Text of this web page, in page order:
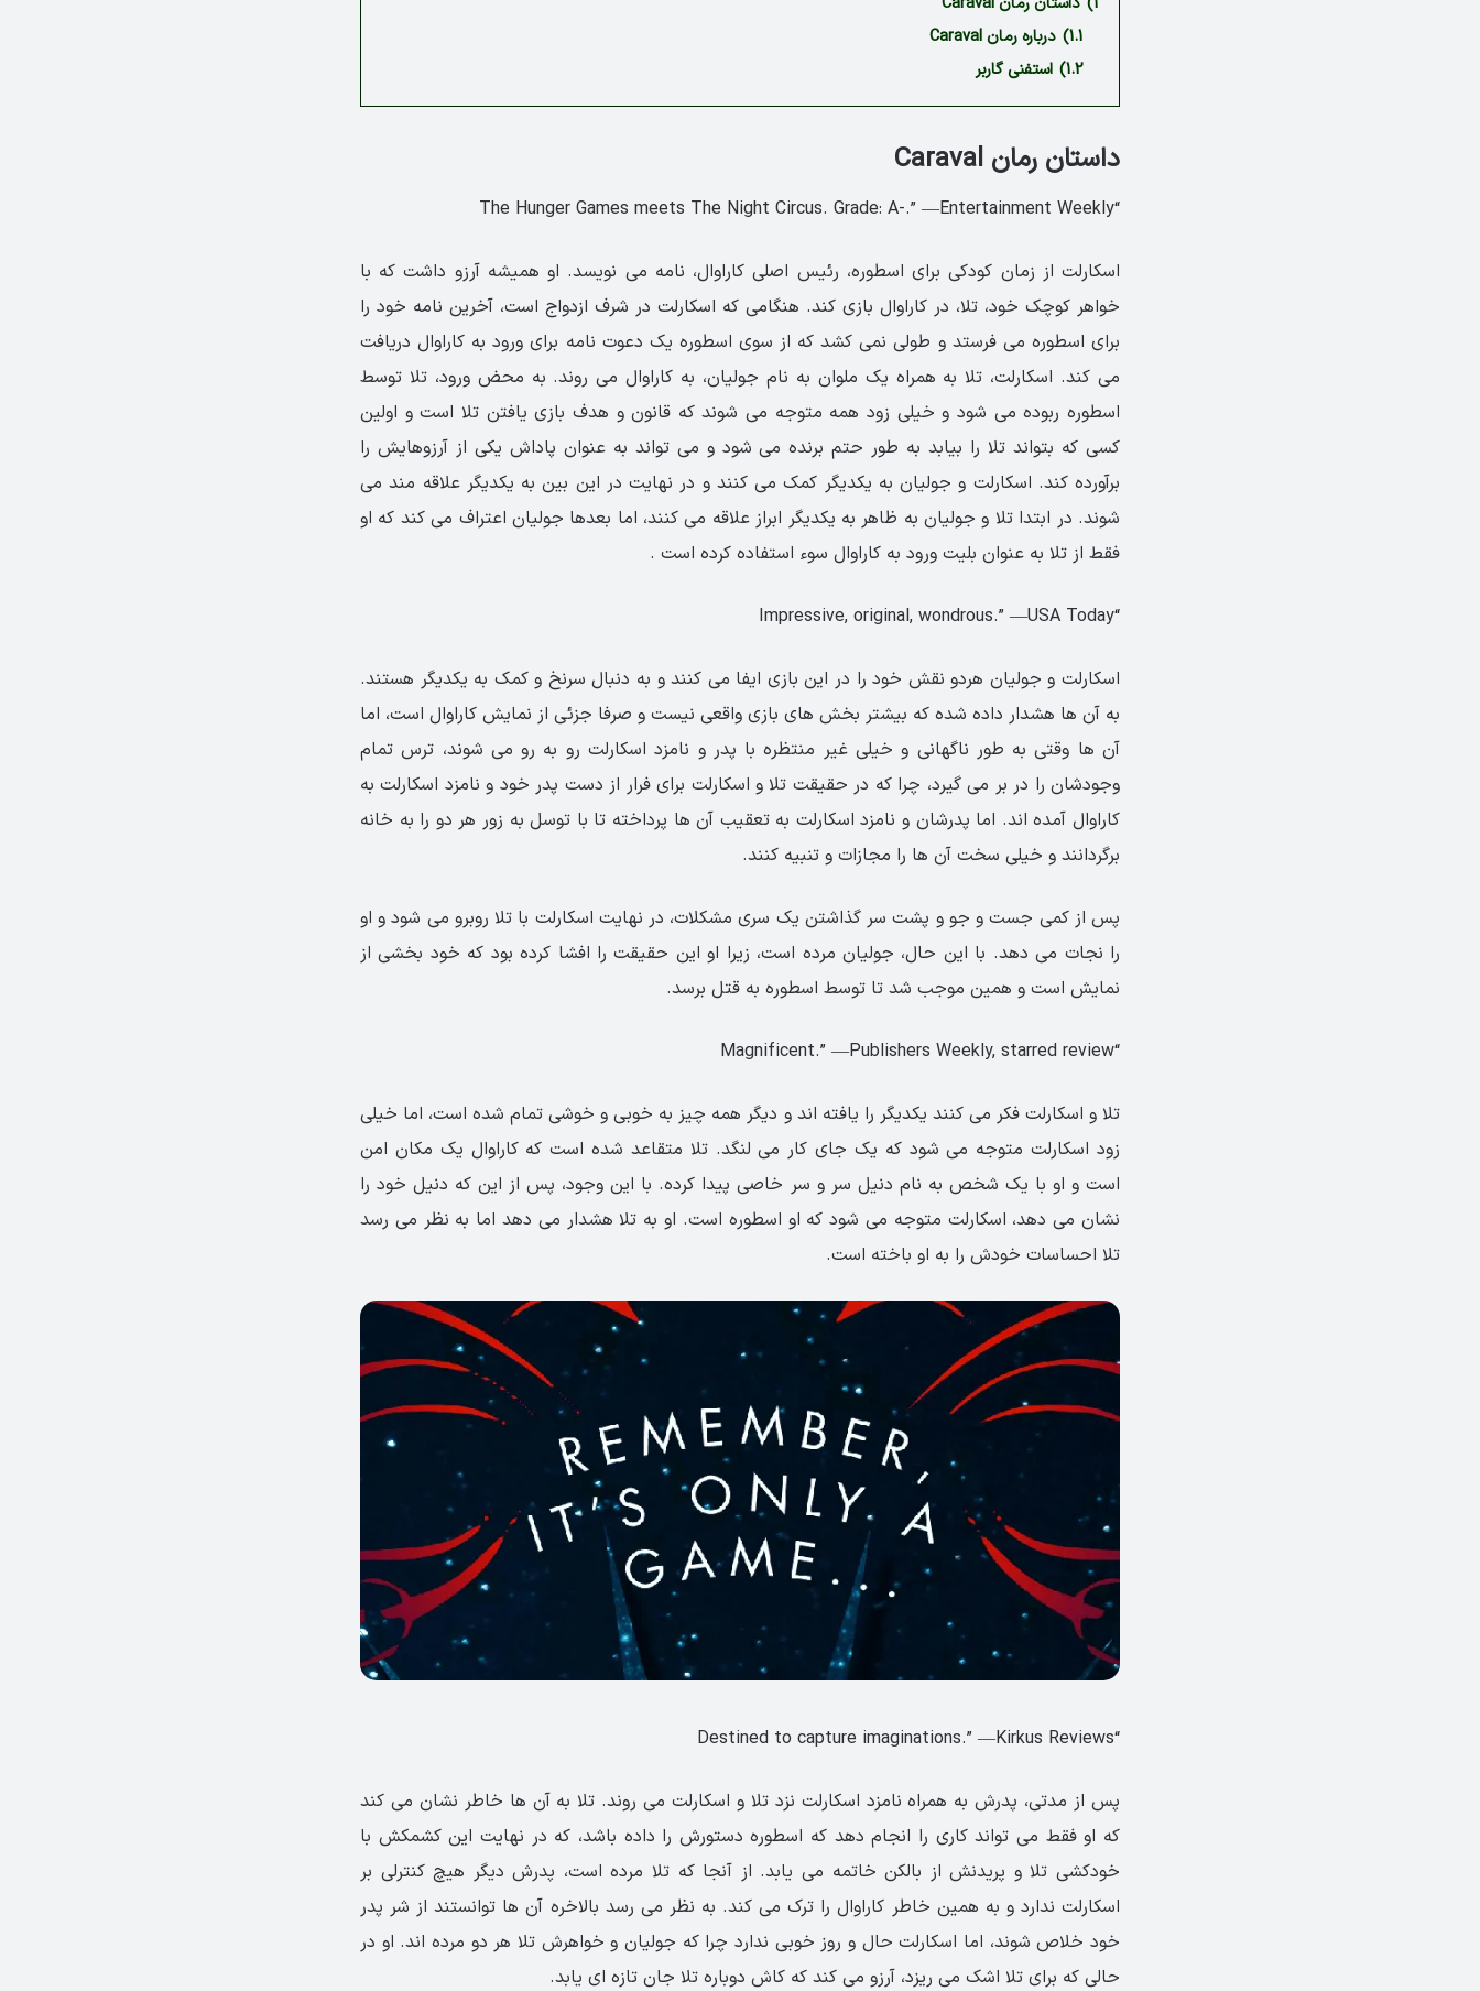
1.1) درباره رمان Caraval
1.2) استفنی گاربر
داستان رمان Caraval
“The Hunger Games meets The Night Circus. Grade: A-.” —Entertainment Weekly
اسکارلت از زمان کودکی برای اسطوره، رئیس اصلی کاراوال، نامه می نویسد. او همیشه آرزو داشت که با
خواهر کوچک خود، تلا، در کاراوال بازی کند. هنگامی که اسکارلت در شرف ازدواج است، آخرین نامه خود را
برای اسطوره می فرستد و طولی نمی کشد که از سوی اسطوره یک دعوت نامه برای ورود به کاراوال دریافت
می کند. اسکارلت، تلا به همراه یک ملوان به نام جولیان، به کاراوال می روند. به محض ورود، تلا توسط
اسطوره ربوده می شود و خیلی زود همه متوجه می شوند که قانون و هدف بازی یافتن تلا است و اولین
کسی که بتواند تلا را بیابد به طور حتم برنده می شود و می تواند به عنوان پاداش یکی از آرزوهایش را
برآورده کند. اسکارلت و جولیان به یکدیگر کمک می کنند و در نهایت در این بین به یکدیگر علاقه مند می
شوند. در ابتدا تلا و جولیان به ظاهر به یکدیگر ابراز علاقه می کنند، اما بعدها جولیان اعتراف می کند که او
فقط از تلا به عنوان بلیت ورود به کاراوال سوء استفاده کرده است .
“Impressive, original, wondrous.” —USA Today
اسکارلت و جولیان هردو نقش خود را در این بازی ایفا می کنند و به دنبال سرنخ و کمک به یکدیگر هستند.
به آن ها هشدار داده شده که بیشتر بخش های بازی واقعی نیست و صرفا جزئی از نمایش کاراوال است، اما
آن ها وقتی به طور ناگهانی و خیلی غیر منتظره با پدر و نامزد اسکارلت رو به رو می شوند، ترس تمام
وجودشان را در بر می گیرد، چرا که در حقیقت تلا و اسکارلت برای فرار از دست پدر خود و نامزد اسکارلت به
کاراوال آمده اند. اما پدرشان و نامزد اسکارلت به تعقیب آن ها پرداخته تا با توسل به زور هر دو را به خانه
برگردانند و خیلی سخت آن ها را مجازات و تنبیه کنند.
پس از کمی جست و جو و پشت سر گذاشتن یک سری مشکلات، در نهایت اسکارلت با تلا روبرو می شود و او
را نجات می دهد. با این حال، جولیان مرده است، زیرا او این حقیقت را افشا کرده بود که خود بخشی از
نمایش است و همین موجب شد تا توسط اسطوره به قتل برسد.
“Magnificent.” —Publishers Weekly, starred review
تلا و اسکارلت فکر می کنند یکدیگر را یافته اند و دیگر همه چیز به خوبی و خوشی تمام شده است، اما خیلی
زود اسکارلت متوجه می شود که یک جای کار می لنگد. تلا متقاعد شده است که کاراوال یک مکان امن
است و او با یک شخص به نام دنیل سر و سر خاصی پیدا کرده. با این وجود، پس از این که دنیل خود را
نشان می دهد، اسکارلت متوجه می شود که او اسطوره است. او به تلا هشدار می دهد اما به نظر می رسد
تلا احساسات خودش را به او باخته است.
“Destined to capture imaginations.” —Kirkus Reviews
پس از مدتی، پدرش به همراه نامزد اسکارلت نزد تلا و اسکارلت می روند. تلا به آن ها خاطر نشان می کند
که او فقط می تواند کاری را انجام دهد که اسطوره دستورش را داده باشد، که در نهایت این کشمکش با
خودکشی تلا و پریدنش از بالکن خاتمه می یابد. از آنجا که تلا مرده است، پدرش دیگر هیچ کنترلی بر
اسکارلت ندارد و به همین خاطر کاراوال را ترک می کند. به نظر می رسد بالاخره آن ها توانستند از شر پدر
خود خلاص شوند، اما اسکارلت حال و روز خوبی ندارد چرا که جولیان و خواهرش تلا هر دو مرده اند. او در
حالی که برای تلا اشک می ریزد، آرزو می کند که کاش دوباره تلا جان تازه ای یابد.